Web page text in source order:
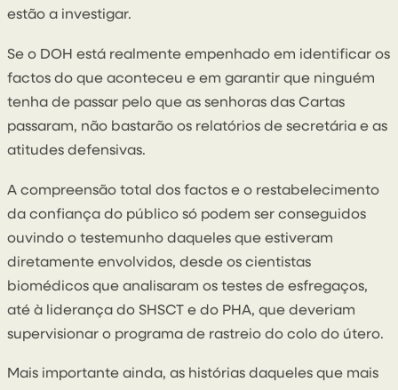
estão a investigar.
Se o DOH está realmente empenhado em identificar os
factos do que aconteceu e em garantir que ninguém
tenha de passar pelo que as senhoras das Cartas
passaram, não bastarão os relatórios de secretária e as
atitudes defensivas.
A compreensão total dos factos e o restabelecimento
da confiança do público só podem ser conseguidos
ouvindo o testemunho daqueles que estiveram
diretamente envolvidos, desde os cientistas
biomédicos que analisaram os testes de esfregaços,
até à liderança do SHSCT e do PHA, que deveriam
supervisionar o programa de rastreio do colo do útero.
Mais importante ainda, as histórias daqueles que mais